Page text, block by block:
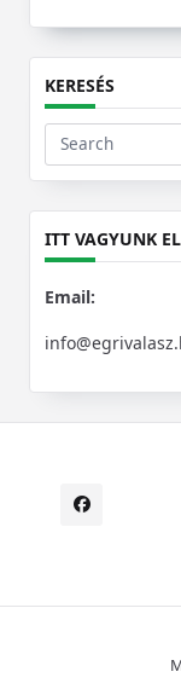
KERESÉS
Search
for:
ITT VAGYUNK
Email: